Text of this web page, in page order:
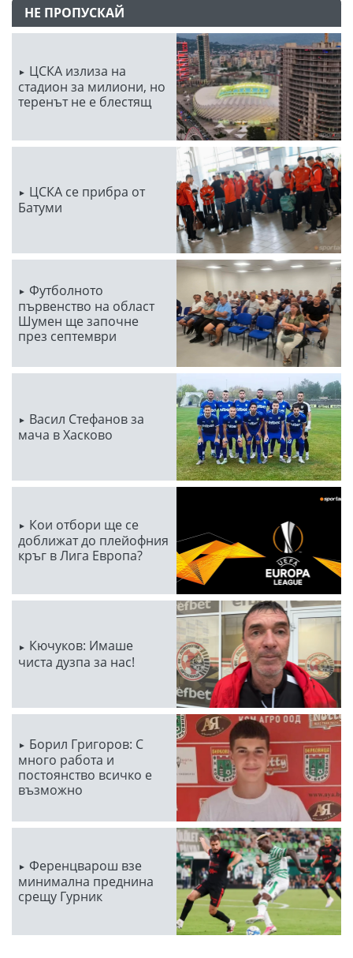
НЕ ПРОПУСКАЙ
ЦСКА излиза на
стадион за милиони, но
теренът не е блестящ
ЦСКА се прибра от
Батуми
Футболното
първенство на област
Шумен ще започне
през септември
Васил Стефанов за
мача в Хасково
Кои отбори ще се
доближат до плейофния
кръг в Лига Европа?
Кючуков: Имаше
чиста дузпа за нас!
Борил Григоров: С
много работа и
постоянство всичко е
възможно
Ференцварош взе
минимална преднина
срещу Гурник